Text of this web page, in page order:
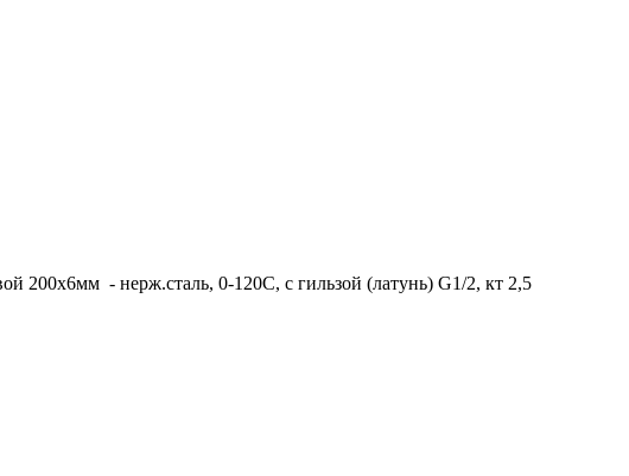
- нерж.сталь, 0-120C, с гильзой (латунь) G1/2, кт 2,5